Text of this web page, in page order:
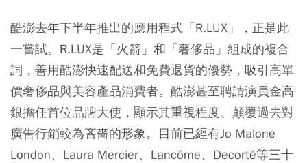
酷澎去年下半年推出的應用程式「R.LUX」，正是此
一嘗試。R.LUX是「火箭」和「奢侈品」組成的複合
詞，善用酷澎快速配送和免費退貨的優勢，吸引高單
價奢侈品與美容產品消費者。酷澎甚至聘請演員金高
銀擔任首位品牌大使，顯示其重視程度、顛覆過去對
廣告行銷較為吝嗇的形象。目前已經有Jo Malone
London、Laura Mercier、Lancôme、Decorté等三十